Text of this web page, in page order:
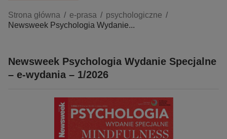
Kategorie
Zobacz wszystkie E-prasa
biznesowe, branżowe, gospodarka
dzienniki
edukacja
hobby, sport, rozrywka
Strona główna e-prasa
psychologiczne
Newsweek Psychologia Wydanie...
Newsweek Psychologia Wydanie Specjalne
– e-wydania – 1/2026